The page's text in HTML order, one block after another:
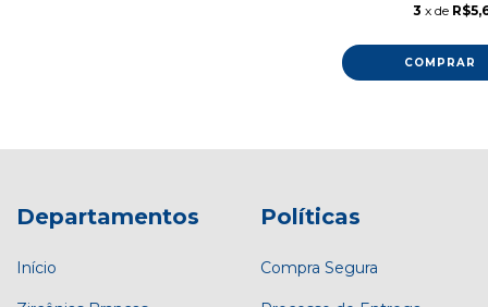
3 x de
Departamentos
Início
Políticas
Compra Segura